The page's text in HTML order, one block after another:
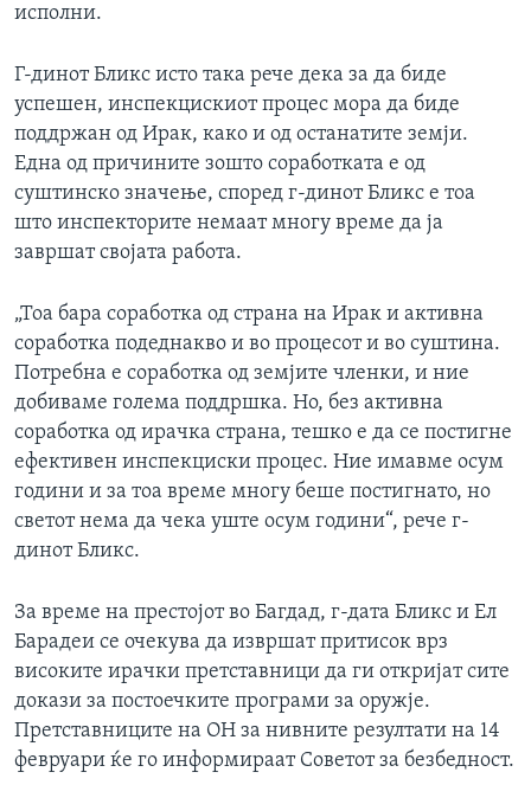
исполни.
Г-динот Бликс исто така рече дека за да биде
успешен, инспекцискиот процес мора да биде
поддржан од Ирак, како и од останатите земји.
Една од причините зошто соработката е од
суштинско значење, според г-динот Бликс е тоа
што инспекторите немаат многу време да ја
завршат својата работа.
„Тоа бара соработка од страна на Ирак и активна
соработка подеднакво и во процесот и во суштина.
Потребна е соработка од земјите членки, и ние
добиваме голема поддршка. Но, без активна
соработка од ирачка страна, тешко е да се постигне
ефективен инспекциски процес. Ние имавме осум
години и за тоа време многу беше постигнато, но
светот нема да чека уште осум години“, рече г-
динот Бликс.
За време на престојот во Багдад, г-дата Бликс и Ел
Барадеи се очекува да извршат притисок врз
високите ирачки претставници да ги откријат сите
докази за постоечките програми за оружје.
Претставниците на ОН за нивните резултати на 14
февруари ќе го информираат Советот за безбедност.